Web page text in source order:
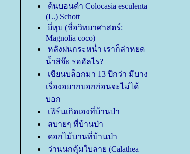
ต้นบอนดำ Colocasia esculenta
(L.) Schott
ี่หุบ (ชื่อวิทยาศาสตร์:
Magnolia coco)
หลังฝนกระหน่ำ เราก็ล่าหยด
น้ำสิจ๊ะ รออัลไร?
เขียนบล็อกมา 13 ปีกว่า มีบาง
เรื่องอยากบอกก่อนจะไม่ได้
บอก
เฟิร์นเกิดเองที่บ้านป่า
สบายๆ ที่บ้านป่า
ดอกไม้บานที่บ้านป่า
ว่านนกคุ้มใบลาย (Calathea